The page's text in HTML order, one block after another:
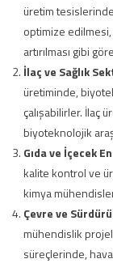
üretim
optimize
artırılması gibi
İlaç ve Sağlık
üretiminde,
çalışabilirler. İlaç
biyoteknolojik
Gıda ve İçecek
kalite kontrol ve
kimya
Çevre ve
mühendislik
süreçlerinde,